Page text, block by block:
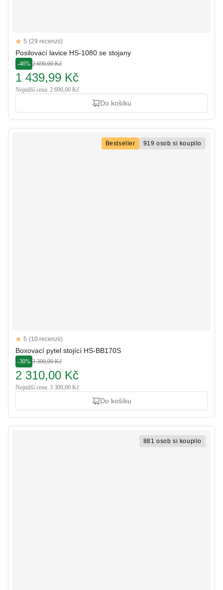
Reviews
5 out of 5 stars
5 (29 recenzii)
Posilovací lavice HS-1080 se stojany
-46% 2 690,00 Kč
1 439,99 Kč
Nejnižší cena: 2 690,00 Kč
Do košíku
Bestseller 919 osob si koupilo
Reviews
5 out of 5 stars
5 (10 recenzii)
Boxovací pytel stojící HS-BB170S
-30% 3 300,00 Kč
2 310,00 Kč
Nejnižší cena: 3 300,00 Kč
Do košíku
881 osob si koupilo